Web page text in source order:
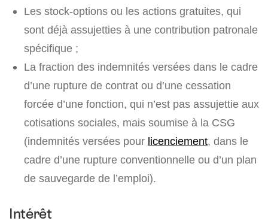
Les stock-options ou les actions gratuites, qui
sont déjà assujetties à une contribution patronale
spécifique ;
La fraction des indemnités versées dans le cadre
d’une rupture de contrat ou d’une cessation
forcée d’une fonction, qui n’est pas assujettie aux
cotisations sociales, mais soumise à la CSG
(indemnités versées pour licenciement, dans le
cadre d’une rupture conventionnelle ou d’un plan
de sauvegarde de l’emploi).
Intérêt